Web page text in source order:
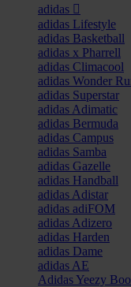
adidas
adidas Lifestyle
adidas Basketball
adidas x Pharrell
adidas Climacool
adidas Wonder
adidas Superstar
adidas Adimatic
adidas Bermuda
adidas Campus
adidas Samba
adidas Gazelle
adidas Handball
adidas Adistar
adidas adiFOM
adidas Adizero
adidas Harden
adidas Dame
adidas AE
Adidas Yeezy